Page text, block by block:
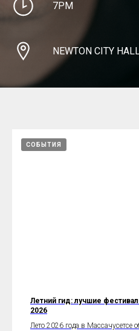
7PM
NEWTON CITY
СОБЫТИЯ
Летний гид: лучшие
2026
Лето 2026 года в Массачусетсе